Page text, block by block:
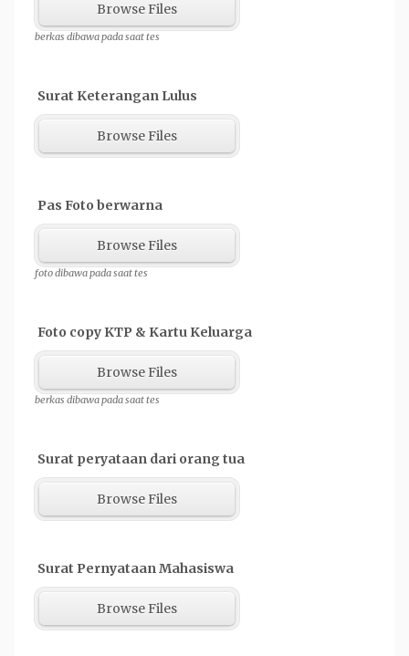
Browse Files
berkas dibawa pada saat tes
Surat Keterangan Lulus
Browse Files
Pas Foto berwarna
Browse Files
foto dibawa pada saat tes
Foto copy KTP & Kartu Keluarga
Browse Files
berkas dibawa pada saat tes
Surat peryataan dari orang tua
Browse Files
Surat Pernyataan Mahasiswa
Browse Files